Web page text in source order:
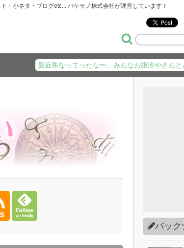
・小ネタ・ブログetc... バケモノ株式会社が運営しています！
最近寒なってったな〜。みんなお腹冷やさんと
バック